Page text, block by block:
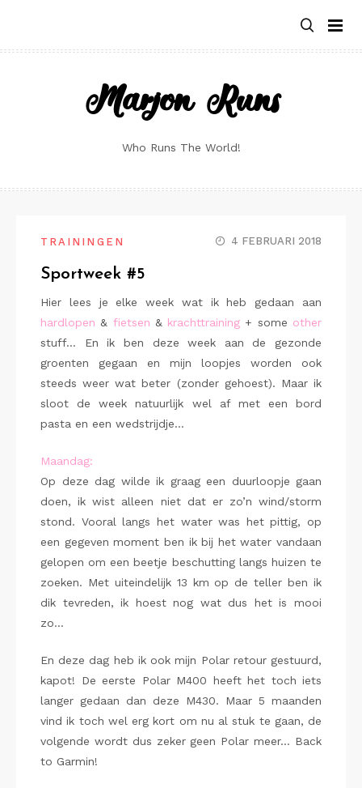
content
Marjon Runs
Who Runs The World!
TRAININGEN 4 FEBRUARI 2018
Sportweek #5
Hier lees je elke week wat ik heb gedaan aan
hardlopen & fietsen & krachttraining + some other
stuff… En ik ben deze week aan de gezonde
groenten gegaan en mijn loopjes worden ook
steeds weer wat beter (zonder gehoest). Maar ik
sloot de week natuurlijk wel af met een bord
pasta en een wedstrijdje…
Maandag:
Op deze dag wilde ik graag een duurloopje gaan
doen, ik wist alleen niet dat er zo’n wind/storm
stond. Vooral langs het water was het pittig, op
een gegeven moment ben ik bij het water vandaan
gelopen om een beetje beschutting langs huizen te
zoeken. Met uiteindelijk 13 km op de teller ben ik
dik tevreden, ik hoest nog wat dus het is mooi
zo…
En deze dag heb ik ook mijn Polar retour gestuurd,
kapot! De eerste Polar M400 heeft het toch iets
langer gedaan dan deze M430. Maar 5 maanden
vind ik toch wel erg kort om nu al stuk te gaan, de
volgende wordt dus zeker geen Polar meer… Back
to Garmin!